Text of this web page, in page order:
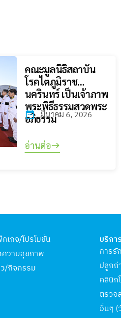
คณะมูลนิธิสถาบัน
โรคไตภูมิราช
นครินทร์ เป็นเจ้าภาพ
พระพิธีธรรมสวดพระ
อภิธรรมมีนาคม 6, 2026
อ่านต่อ
เกจ/โปรโมชั่น
วามสุขภาพ
/กิจกรรม
บริกา
การรั
ปลูกถ่
คลินิก
ตรวจ
อื่นๆ (